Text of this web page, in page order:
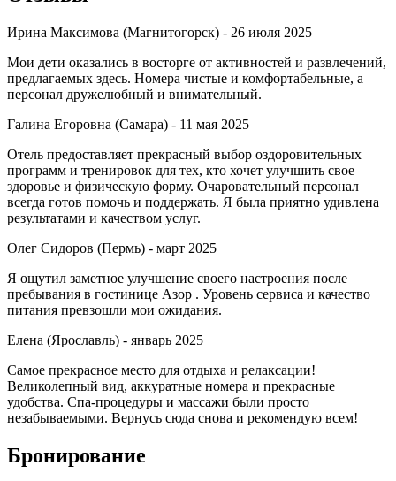
Ирина Максимова (Магнитогорск) - 26 июля 2025
Мои дети оказались в восторге от активностей и развлечений,
предлагаемых здесь. Номера чистые и комфортабельные, а
персонал дружелюбный и внимательный.
Галина Егоровна (Самара) - 11 мая 2025
Отель предоставляет прекрасный выбор оздоровительных
программ и тренировок для тех, кто хочет улучшить свое
здоровье и физическую форму. Очаровательный персонал
всегда готов помочь и поддержать. Я была приятно удивлена
результатами и качеством услуг.
Олег Сидоров (Пермь) - март 2025
Я ощутил заметное улучшение своего настроения после
пребывания в гостинице Азор . Уровень сервиса и качество
питания превзошли мои ожидания.
Елена (Ярославль) - январь 2025
Самое прекрасное место для отдыха и релаксации!
Великолепный вид, аккуратные номера и прекрасные
удобства. Спа-процедуры и массажи были просто
незабываемыми. Вернусь сюда снова и рекомендую всем!
Бронирование